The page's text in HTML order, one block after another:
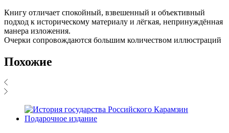
Книгу отличает спокойный, взвешенный и объективный
подход к историческому материалу и лёгкая, непринуждённая
манера изложения.
Очерки сопровождаются большим количеством иллюстраций
Похожие